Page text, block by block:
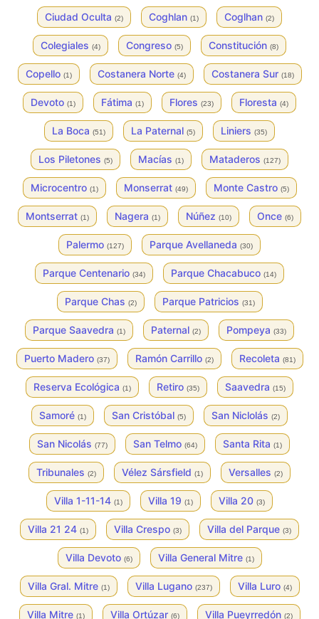
Ciudad Oculta (2) Coghlan (1) Coglhan (2)
Colegiales (4) Congreso (5) Constitución (8)
Copello (1) Costanera Norte (4) Costanera Sur (18)
Devoto (1) Fátima (1) Flores (23) Floresta (4)
La Boca (51) La Paternal (5) Liniers (35)
Los Piletones (5) Macías (1) Mataderos (127)
Microcentro (1) Monserrat (49) Monte Castro (5)
Montserrat (1) Nagera (1) Núñez (10) Once (6)
Palermo (127) Parque Avellaneda (30)
Parque Centenario (34) Parque Chacabuco (14)
Parque Chas (2) Parque Patricios (31)
Parque Saavedra (1) Paternal (2) Pompeya (33)
Puerto Madero (37) Ramón Carrillo (2) Recoleta (81)
Reserva Ecológica (1) Retiro (35) Saavedra (15)
Samoré (1) San Cristóbal (5) San Niclolás (2)
San Nicolás (77) San Telmo (64) Santa Rita (1)
Tribunales (2) Vélez Sársfield (1) Versalles (2)
Villa 1-11-14 (1) Villa 19 (1) Villa 20 (3)
Villa 21 24 (1) Villa Crespo (3) Villa del Parque (3)
Villa Devoto (6) Villa General Mitre (1)
Villa Gral. Mitre (1) Villa Lugano (237) Villa Luro (4)
Villa Mitre (1) Villa Ortúzar (6) Villa Pueyrredón (2)